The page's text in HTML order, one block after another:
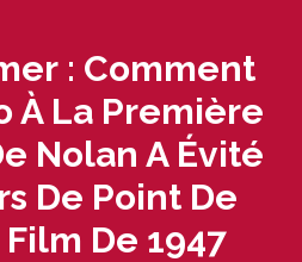
: Comment
À La Première
Nolan A Évité
De Point De
De 1947